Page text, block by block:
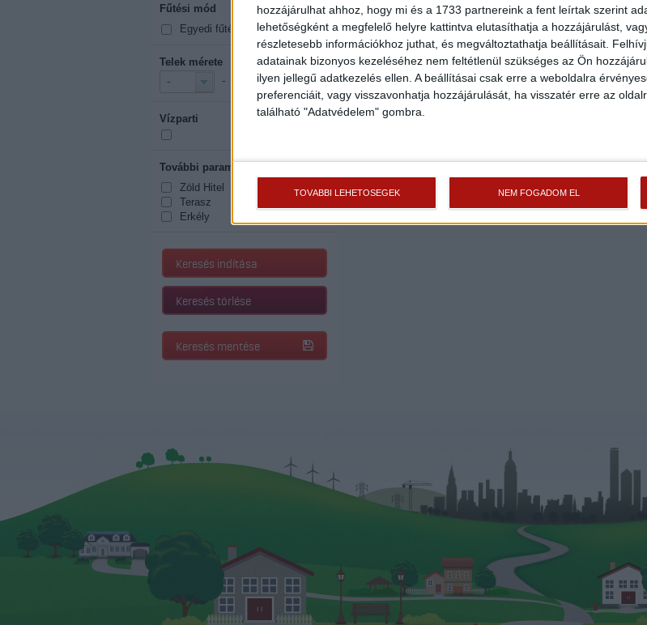
hozzájárulhat ahhoz, hogy mi és a 1733 partnereink a fent leírtak szerint
lehetőségként a megfelelő helyre kattintva elutasíthatja a hozzájárulást,
részletesebb információkhoz juthat, és megváltoztathatja beállításait.
adatainak bizonyos kezeléséhez nem feltétlenül szükséges az Ön
ilyen jellegű adatkezelés ellen. A beállításai csak erre a weboldalra
preferenciáit, vagy visszavonhatja hozzájárulását, ha visszatér erre az
található "Adatvédelem" gombra.
TOVÁBBI LEHETŐSÉGEK NEM FOGADOM EL
Fűtési mód mutasd mind
Egyedi fűtés
Telek mérete
- - m2
Vízparti
További paraméterek
Zöld Hitel
Terasz
Erkély
Keresés indítása
Keresés törlése
Keresés mentése